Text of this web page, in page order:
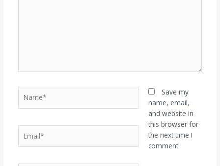
Save my
name, email,
and website in
this browser for
the next time I
comment.